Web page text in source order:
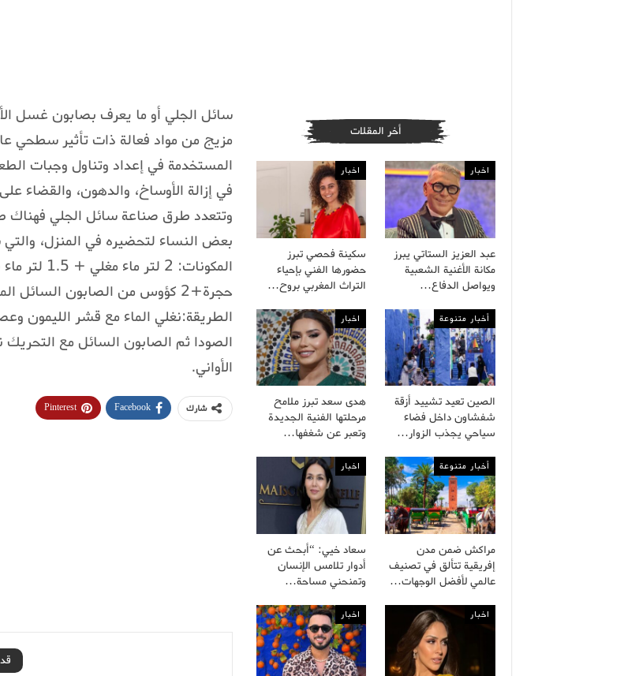
سائل الجلي أو ما يعرف بصابون غسل
مزيج من مواد فعالة ذات تأثير سطحي
المستخدمة في إعداد وتناول وجبات
في إزالة الأوساخ، والدهون، والقضاء
وتتعدد طرق صناعة سائل الجلي فهناك
بعض النساء لتحضيره في المنزل، والتي
حجرة+2 كؤوس من الصابون السائل المخصص للأواني+ملعقة بيكاربونات الصودا
الطريقة:نغلي الماء مع قشر الليمون
الأواني.
شارك Facebook
Pinterest
أخر المقلات
اخبار
عبد العزيز الستاتي يبرز
مكانة الأغنية الشعبية
ويواصل الدفاع…
اخبار
سكينة فحصي تبرز
حضورها الفني بإحياء
التراث المغربي بروح…
أخبار متنوعة
الصين تعيد تشييد أزقة
شفشاون داخل فضاء
سياحي يجذب الزوار…
اخبار
هدى سعد تبرز ملامح
مرحلتها الفنية الجديدة
وتعبر عن شغفها…
أخبار متنوعة
مراكش ضمن مدن
إفريقية تتألق في تصنيف
عالمي لأفضل الوجهات…
اخبار
سعاد خيي: “أبحث عن
أدوار تلامس الإنسان
وتمنحني مساحة…
اخبار اخبار